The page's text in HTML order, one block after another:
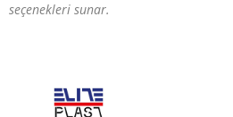
seçenekleri sunar.